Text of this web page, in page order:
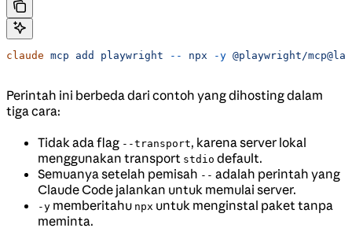
claude mcp add playwright -- npx -y @playwright/
Perintah ini berbeda dari contoh yang dihosting dalam
tiga cara:
Tidak ada flag --transport, karena server lokal
menggunakan transport stdio default.
Semuanya setelah pemisah -- adalah perintah yang
Claude Code jalankan untuk memulai server.
-y memberitahu npx untuk menginstal paket tanpa
meminta.